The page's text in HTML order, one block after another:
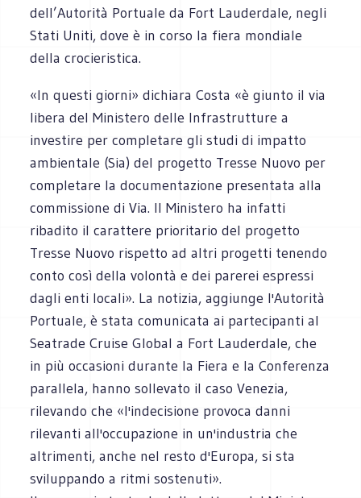
dell’Autorità Portuale da Fort Lauderdale, negli
Stati Uniti, dove è in corso la fiera mondiale
della crocieristica.
«In questi giorni» dichiara Costa «è giunto il via
libera del Ministero delle Infrastrutture a
investire per completare gli studi di impatto
ambientale (Sia) del progetto Tresse Nuovo per
completare la documentazione presentata alla
commissione di Via. Il Ministero ha infatti
ribadito il carattere prioritario del progetto
Tresse Nuovo rispetto ad altri progetti tenendo
conto così della volontà e dei parerei espressi
dagli enti locali». La notizia, aggiunge l'Autorità
Portuale, è stata comunicata ai partecipanti al
Seatrade Cruise Global a Fort Lauderdale, che
in più occasioni durante la Fiera e la Conferenza
parallela, hanno sollevato il caso Venezia,
rilevando che «l'indecisione provoca danni
rilevanti all'occupazione in un'industria che
altrimenti, anche nel resto d'Europa, si sta
sviluppando a ritmi sostenuti».